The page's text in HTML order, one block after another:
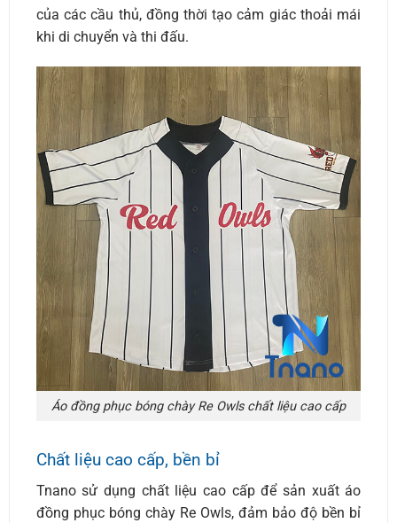
của các cầu thủ, đồng thời tạo cảm giác thoải mái
khi di chuyển và thi đấu.
Áo đồng phục bóng chày Re Owls chất liệu cao cấp
Chất liệu cao cấp, bền bỉ
Tnano sử dụng chất liệu cao cấp để sản xuất áo
đồng phục bóng chày Re Owls, đảm bảo độ bền bỉ